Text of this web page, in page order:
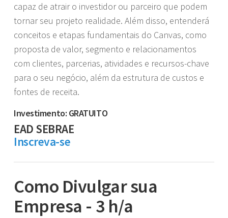
capaz de atrair o investidor ou parceiro que podem
tornar seu projeto realidade. Além disso, entenderá
conceitos e etapas fundamentais do Canvas, como
proposta de valor, segmento e relacionamentos
com clientes, parcerias, atividades e recursos-chave
para o seu negócio, além da estrutura de custos e
fontes de receita.
Investimento: GRATUITO
EAD SEBRAE
Inscreva-se
Como Divulgar sua
Empresa - 3 h/a